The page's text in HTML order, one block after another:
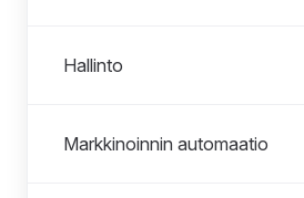
Hallinto
Markkinoinnin automaatio